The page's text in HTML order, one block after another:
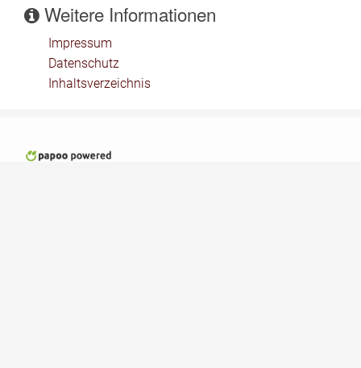
Weitere Informationen
Impressum
Datenschutz
Inhaltsverzeichnis